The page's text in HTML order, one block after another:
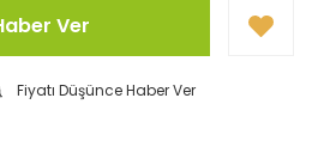
Ver
Fiyatı Düşünce Haber Ver